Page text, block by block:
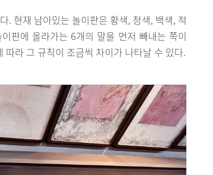
. 현재 남아있는 놀이판은 황색, 청색, 백색, 적
판에 올라가는 6개의 말을 먼저 빼내는 쪽이
라 그 규칙이 조금씩 차이가 나타날 수 있다.